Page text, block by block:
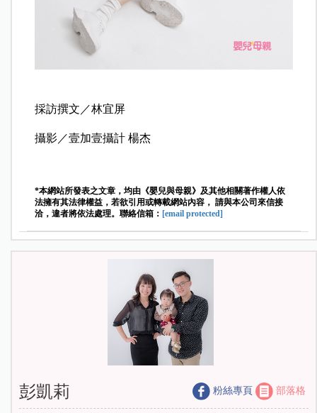
採訪撰文／林宜屏
攝影／壹加壹攝計 楊杰
*本網站所發表之文章，均由《嬰兒與母親》及其他相關著作權人依
法擁有其法律權益，若欲引用或轉載網站內容， 請與本公司來信接
洽，違者將依法處理。聯絡信箱： [email protected]
彭凱莉 粉絲專頁 部落格